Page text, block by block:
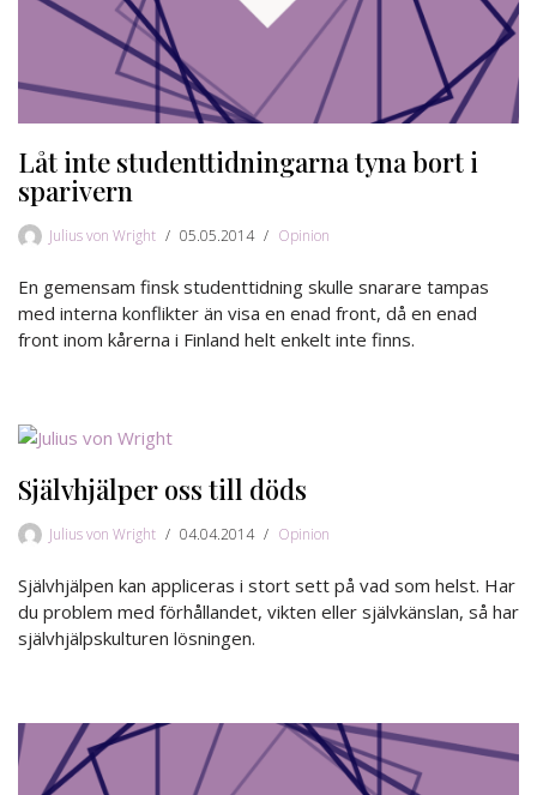
Låt inte studenttidningarna tyna bort i
sparivern
Julius von Wright 05.05.2014 Opinion
En gemensam finsk studenttidning skulle snarare tampas
med interna konflikter än visa en enad front, då en enad
front inom kårerna i Finland helt enkelt inte finns.
Självhjälper oss till döds
Julius von Wright 04.04.2014 Opinion
Självhjälpen kan appliceras i stort sett på vad som helst. Har
du problem med förhållandet, vikten eller självkänslan, så har
självhjälpskulturen lösningen.